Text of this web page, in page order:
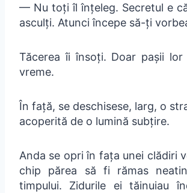
— Nu toți îl înțeleg. Secretul e
asculți. Atunci începe să-ți
Tăcerea îi însoți. Doar pașii lor
vreme.
În față, se deschisese, larg, o
acoperită de o lumină subțire.
Anda se opri în fața unei clădiri
chip părea să fi rămas
timpului. Zidurile ei tăinuiau